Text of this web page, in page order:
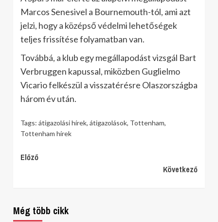
Marcos Senesivel a Bournemouth-tól, ami azt
jelzi, hogy a középső védelmi lehetőségek
teljes frissítése folyamatban van.
Továbbá, a klub egy megállapodást vizsgál Bart
Verbruggen kapussal, miközben Guglielmo
Vicario felkészül a visszatérésre Olaszországba
három év után.
Tags: átigazolási hírek, átigazolások, Tottenham,
Tottenham hírek
Continue
Előző
Következő
Még több cikk